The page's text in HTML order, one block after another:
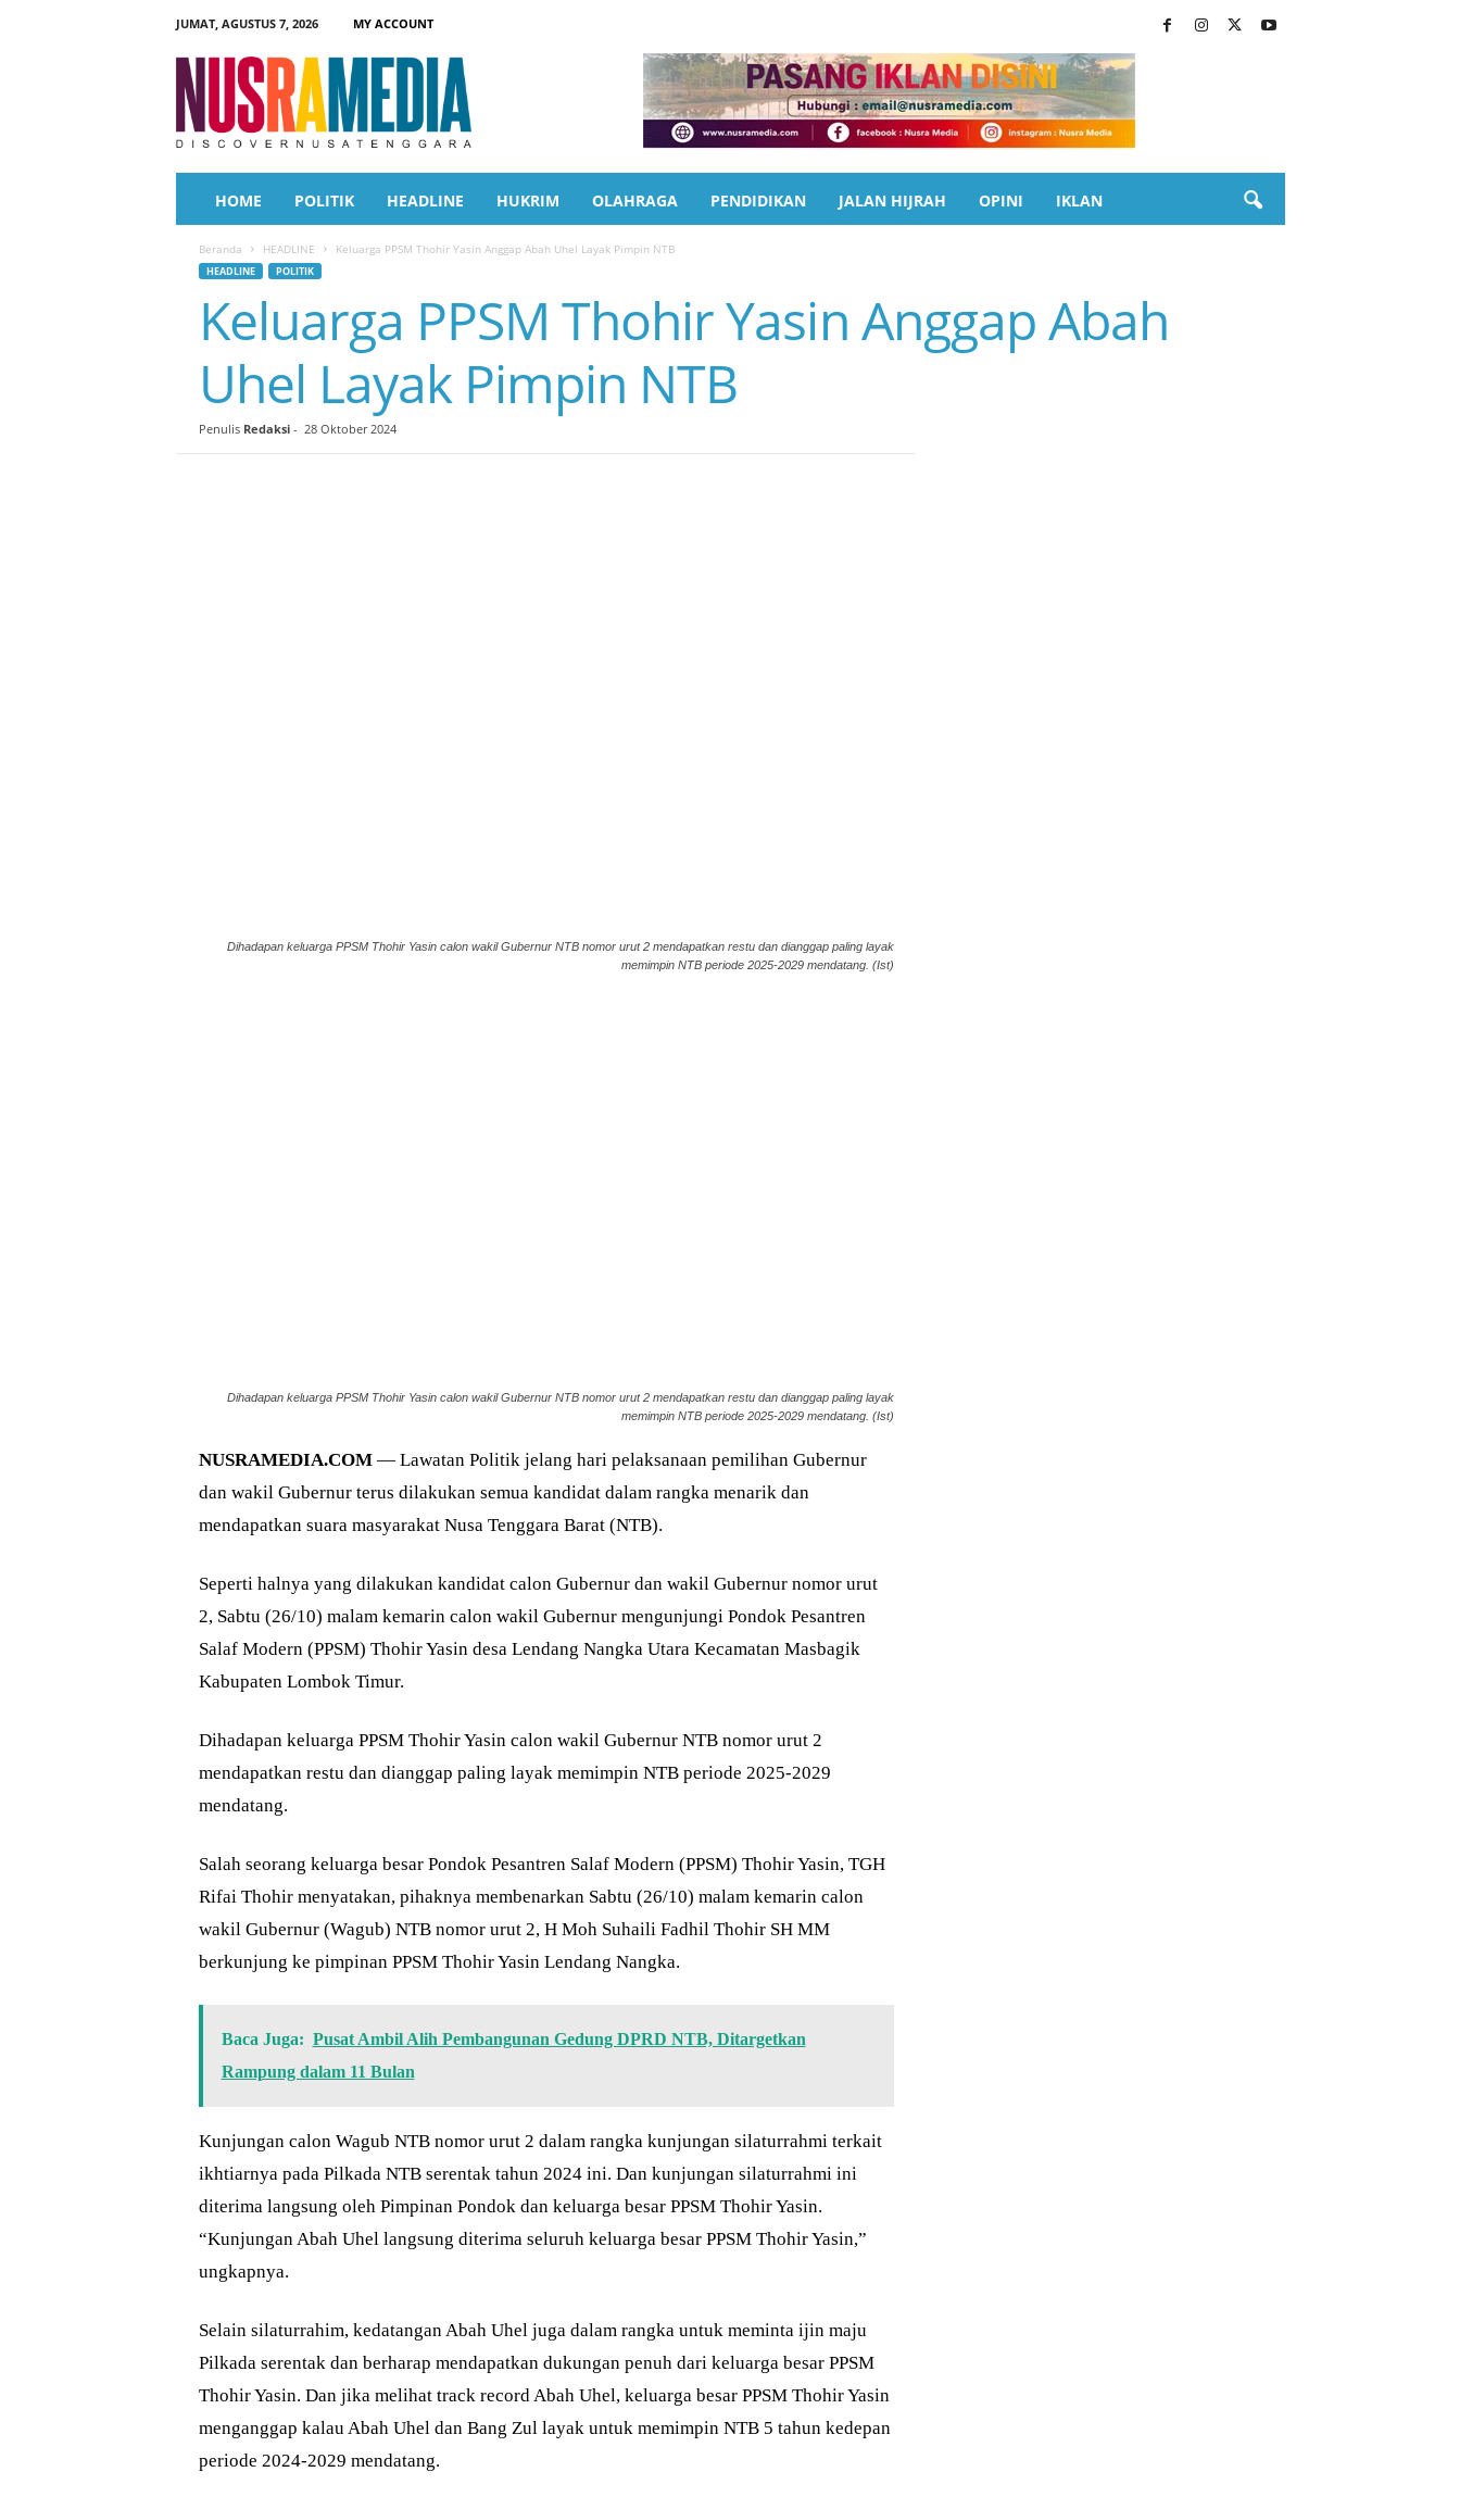
JUMAT, AGUSTUS 7, 2026
MY ACCOUNT
a
HOME POLITIK HEADLINE HUKRIM OLAHRAGA PENDIDIKAN JALAN HIJRAH OPINI IKLAN
Beranda HEADLINE Keluarga PPSM Thohir Yasin Anggap Abah Uhel Layak Pimpin NTB
HEADLINE POLITIK
Keluarga PPSM Thohir Yasin Anggap Abah
Uhel Layak Pimpin NTB
Penulis Redaksi- 28 Oktober 2024
Dihadapan keluarga PPSM Thohir Yasin calon wakil Gubernur NTB nomor urut 2 mendapatkan restu dan dianggap paling layak
memimpin NTB periode 2025-2029 mendatang. (Ist)
Dihadapan keluarga PPSM Thohir Yasin calon wakil Gubernur NTB nomor urut 2 mendapatkan restu dan dianggap paling layak
memimpin NTB periode 2025-2029 mendatang. (Ist)
NUSRAMEDIA.COM— Lawatan Politik jelang hari pelaksanaan pemilihan Gubernur
dan wakil Gubernur terus dilakukan semua kandidat dalam rangka menarik dan
mendapatkan suara masyarakat Nusa Tenggara Barat (NTB).
Seperti halnya yang dilakukan kandidat calon Gubernur dan wakil Gubernur nomor urut
2, Sabtu (26/10) malam kemarin calon wakil Gubernur mengunjungi Pondok Pesantren
Salaf Modern (PPSM) Thohir Yasin desa Lendang Nangka Utara Kecamatan Masbagik
Kabupaten Lombok Timur.
Dihadapan keluarga PPSM Thohir Yasin calon wakil Gubernur NTB nomor urut 2
mendapatkan restu dan dianggap paling layak memimpin NTB periode 2025-2029
mendatang.
Salah seorang keluarga besar Pondok Pesantren Salaf Modern (PPSM) Thohir Yasin, TGH
Rifai Thohir menyatakan, pihaknya membenarkan Sabtu (26/10) malam kemarin calon
wakil Gubernur (Wagub) NTB nomor urut 2, H Moh Suhaili Fadhil Thohir SH MM
berkunjung ke pimpinan PPSM Thohir Yasin Lendang Nangka.
Baca Juga: Pusat Ambil Alih Pembangunan Gedung DPRD NTB, Ditargetkan
Rampung dalam 11 Bulan
Kunjungan calon Wagub NTB nomor urut 2 dalam rangka kunjungan silaturrahmi terkait
ikhtiarnya pada Pilkada NTB serentak tahun 2024 ini. Dan kunjungan silaturrahmi ini
diterima langsung oleh Pimpinan Pondok dan keluarga besar PPSM Thohir Yasin.
“Kunjungan Abah Uhel langsung diterima seluruh keluarga besar PPSM Thohir Yasin,”
ungkapnya.
Selain silaturrahim, kedatangan Abah Uhel juga dalam rangka untuk meminta ijin maju
Pilkada serentak dan berharap mendapatkan dukungan penuh dari keluarga besar PPSM
Thohir Yasin. Dan jika melihat track record Abah Uhel, keluarga besar PPSM Thohir Yasin
menganggap kalau Abah Uhel dan Bang Zul layak untuk memimpin NTB 5 tahun kedepan
periode 2024-2029 mendatang.